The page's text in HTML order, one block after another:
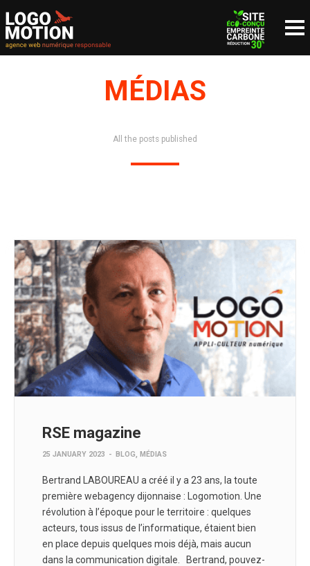
NOUS CONTACTER
MÉDIAS
All the posts published
RSE magazine
25 JANUARY 2023 - BLOG, MÉDIAS
Bertrand LABOUREAU a créé il y a 23 ans, la toute
première webagency dijonnaise : Logomotion. Une
révolution à l’époque pour le territoire : quelques
acteurs, tous issus de l’informatique, étaient bien
en place depuis quelques mois déjà, mais aucun
dans la communication digitale. Bertrand, pouvez-